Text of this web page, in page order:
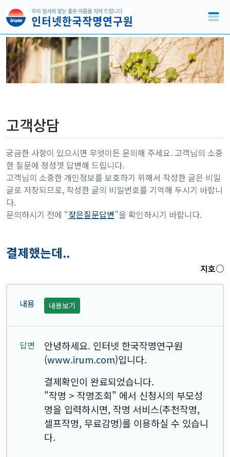
고객상담
궁금한 사항이 있으시면 무엇이든 문의해 주세요. 고객님의 소중
한 질문에 정성껏 답변해 드립니다.
고객님의 소중한 개인정보를 보호하기 위해서 작성한 글은 비밀
글로 저장되므로, 작성한 글의 비밀번호를 기억해 두시기 바랍니
다.
문의하시기 전에 “잦은질문답변”을 확인하시기 바랍니다.
결제했는데..
지호○
내용보기
안녕하세요. 인터넷 한국작명연구원
(www.irum.com)입니다.
결제확인이 완료되었습니다.
"작명 > 작명조회" 에서 신청시의 부모성
명을 입력하시면, 작명 서비스(추천작명,
셀프작명, 무료감명)를 이용하실 수 있습니
다.